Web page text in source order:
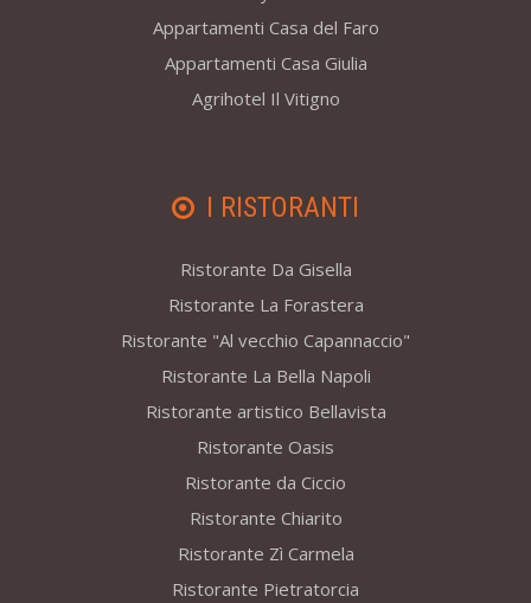
Appartamenti Casa del Faro
Appartamenti Casa Giulia
Agrihotel Il Vitigno
I RISTORANTI
Ristorante Da Gisella
Ristorante La Forastera
Ristorante "Al vecchio Capannaccio"
Ristorante La Bella Napoli
Ristorante artistico Bellavista
Ristorante Oasis
Ristorante da Ciccio
Ristorante Chiarito
Ristorante Zì Carmela
Ristorante Pietratorcia